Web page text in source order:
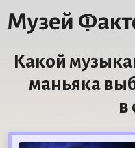
Какой
маньяка
в